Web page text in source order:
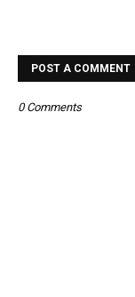
POST A COMMENT
0 Comments